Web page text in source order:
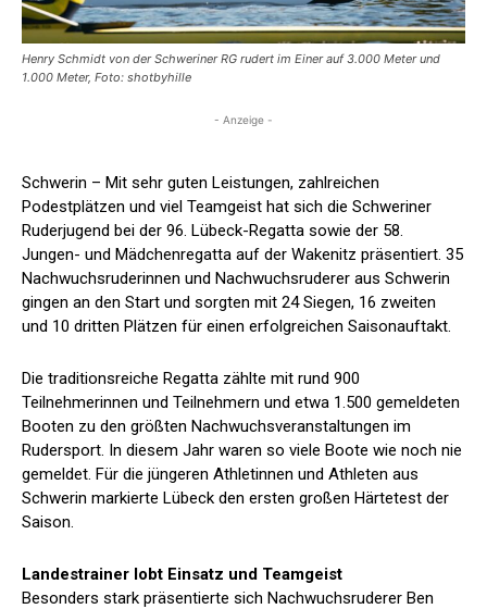
Henry Schmidt von der Schweriner RG rudert im Einer auf 3.000 Meter und
1.000 Meter, Foto: shotbyhille
- Anzeige -
Schwerin – Mit sehr guten Leistungen, zahlreichen
Podestplätzen und viel Teamgeist hat sich die Schweriner
Ruderjugend bei der 96. Lübeck-Regatta sowie der 58.
Jungen- und Mädchenregatta auf der Wakenitz präsentiert. 35
Nachwuchsruderinnen und Nachwuchsruderer aus Schwerin
gingen an den Start und sorgten mit 24 Siegen, 16 zweiten
und 10 dritten Plätzen für einen erfolgreichen Saisonauftakt.
Die traditionsreiche Regatta zählte mit rund 900
Teilnehmerinnen und Teilnehmern und etwa 1.500 gemeldeten
Booten zu den größten Nachwuchsveranstaltungen im
Rudersport. In diesem Jahr waren so viele Boote wie noch nie
gemeldet. Für die jüngeren Athletinnen und Athleten aus
Schwerin markierte Lübeck den ersten großen Härtetest der
Saison.
Landestrainer lobt Einsatz und Teamgeist
Besonders stark präsentierte sich Nachwuchsruderer Ben